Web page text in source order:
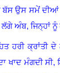
ਬੱਸ ਉਸ ਸਮੇਂ ਦੀਆਂ
ਲੱਗੇ ਅੰਬ, ਜਿਨ੍ਹਾਂ
ਹਰੀ ਕ੍ਰਾਂਤੀ
ਖਾਦ ਮੰਗਦੀ